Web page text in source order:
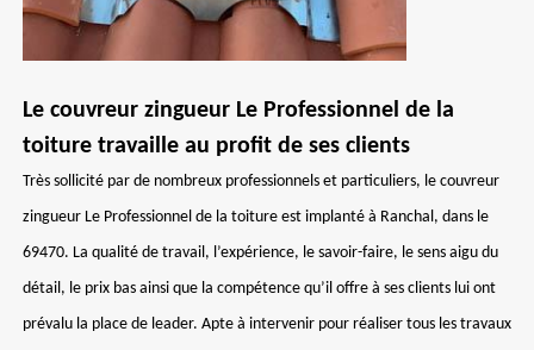
Le couvreur zingueur Le Professionnel de la
toiture travaille au profit de ses clients
Très sollicité par de nombreux professionnels et particuliers, le couvreur
zingueur Le Professionnel de la toiture est implanté à Ranchal, dans le
69470. La qualité de travail, l’expérience, le savoir-faire, le sens aigu du
détail, le prix bas ainsi que la compétence qu’il offre à ses clients lui ont
prévalu la place de leader. Apte à intervenir pour réaliser tous les travaux